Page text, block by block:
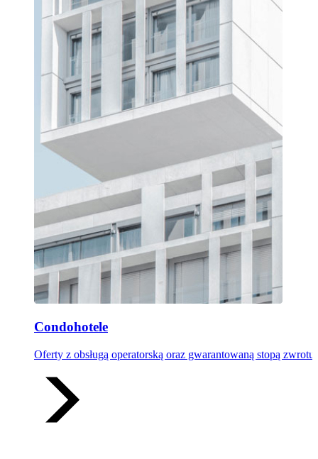
Condohotele
Oferty z obsługą operatorską oraz gwarantowaną stopą